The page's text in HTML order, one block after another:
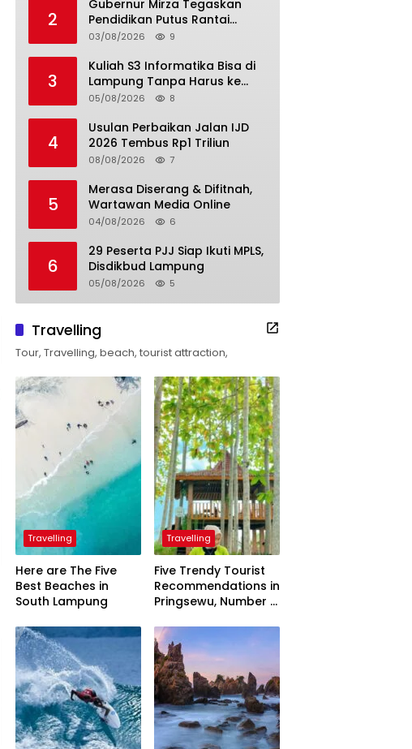
2
Gubernur Mirza Tegaskan
Pendidikan Putus Rantai
Kemiskinan
03/08/2026 9
3
Kuliah S3 Informatika Bisa di
Lampung Tanpa Harus ke
Luar Daerah
05/08/2026 8
4
Usulan Perbaikan Jalan IJD
2026 Tembus Rp1 Triliun
08/08/2026 7
5
Merasa Diserang & Difitnah,
Wartawan Media Online
04/08/2026 6
6
29 Peserta PJJ Siap Ikuti MPLS,
Disdikbud Lampung
05/08/2026 5
Travelling
Tour, Travelling, beach, tourist attraction,
Travelling
Here are The Five
Best Beaches in
South Lampung
Travelling
Five Trendy Tourist
Recommendations in
Pringsewu, Number 3
President